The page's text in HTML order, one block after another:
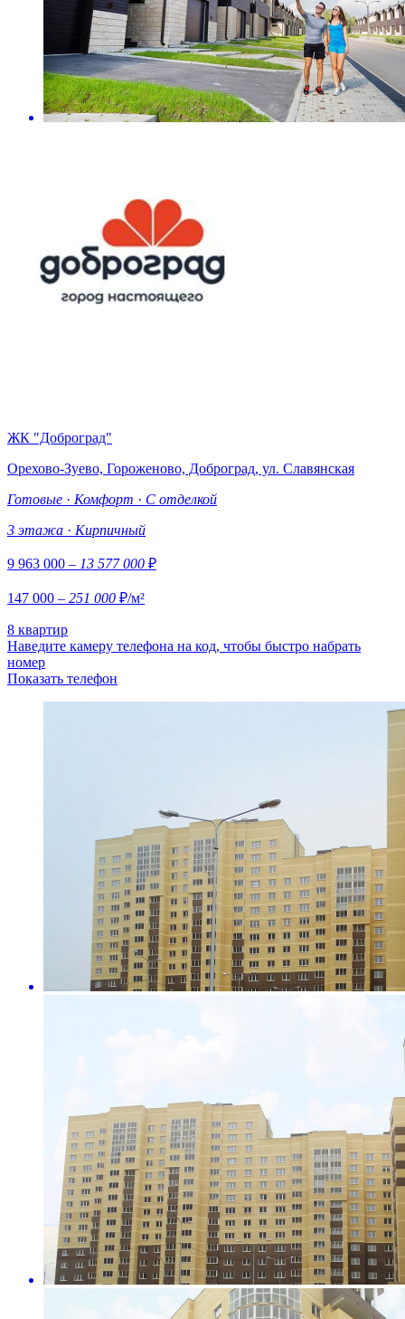
ЖК "Доброград"
Орехово-Зуево, Гороженово, Доброград, ул. Славянская
Готовые · Комфорт · С отделкой
3 этажа · Кирпичный
9 963 000 – 13 577 000 ₽
147 000 – 251 000 ₽/м²
8 квартир
Наведите камеру телефона на код, чтобы быстро набрать
номер
Показать телефон